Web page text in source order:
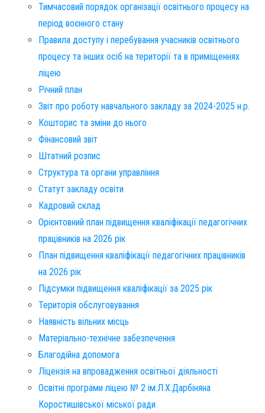
Тимчасовий порядок організації освітнього процесу на
період воєнного стану
Правила доступу і перебування учасників освітнього
процесу та інших осіб на території та в приміщеннях
ліцею
Річний план
Звіт про роботу навчального закладу за 2024-2025 н.р.
Кошторис та зміни до нього
Фінансовий звіт​
Штатний розпис​
Структура та органи управління
Статут закладу освіти
Кадровий склад
Орієнтовний план підвищення кваліфікації педагогічних
працівників на 2026 рік
План підвищення кваліфікації педагогічних працівників
на 2026 рік
Підсумки підвищення кваліфікації за 2025 рік
Територія обслуговування​
Наявність вільних місць​
Матеріально-технічне забезпечення
Благодійна допомога
Ліцензія на впровадження освітньої діяльності
Освітні програми ліцею № 2 ім.Л.Х.Дарбіняна
Коростишівської міської ради